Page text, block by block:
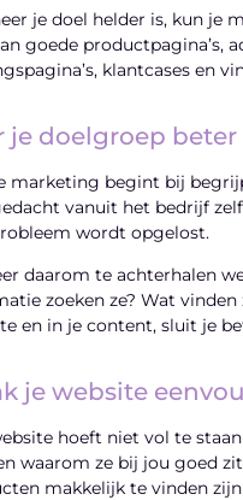
je doel helder is, kun je
goede productpagina’s,
klantcases en
je doelgroep
marketing begint bij
vanuit het bedrijf
wordt opgelost.
daarom te achterhalen
zoeken ze? Wat
en in je content, sluit je
je website
hoeft niet vol te
waarom ze bij jou goed
makkelijk te vinden